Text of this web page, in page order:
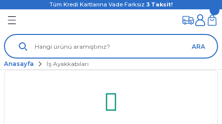
Tüm Kredi Kartlarına Vade Farksız 3 Taksit!
ARA
Anasayfa İş Ayakkabıları